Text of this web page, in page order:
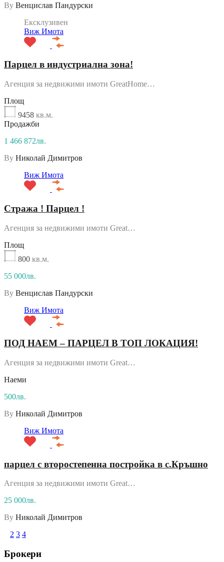
By Венцислав Пандурски
Ексклузивен
Виж Имота
Парцел в индустриална зона!
Агенция за недвижими имоти GreatHome…
Площ
9458 кв.м.
Продажби
1 466 872лв.
By Николай Димитров
Виж Имота
Стража ! Парцел !
Агенция за недвижими имоти Great…
Площ
800 кв.м.
55 000лв.
By Венцислав Пандурски
Виж Имота
ПОД НАЕМ – ПАРЦЕЛ В ТОП ЛОКАЦИЯ!
Агенция за недвижими имоти Great…
Наеми
500лв.
By Николай Димитров
Виж Имота
парцел с второстепенна постройка в с.Кръшно
Агенция за недвижими имоти Great…
25 000лв.
By Николай Димитров
2 3 4
Брокери